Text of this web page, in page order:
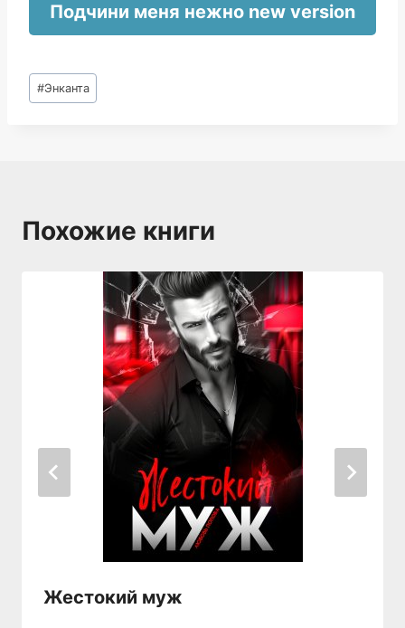
Подчини меня нежно new version
Метки
записи:
#Энканта
Похожие книги
Жестокий муж